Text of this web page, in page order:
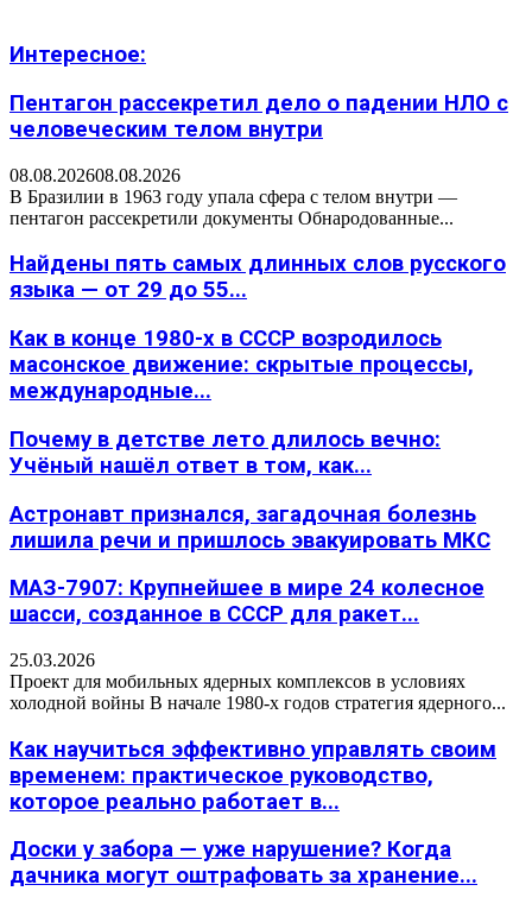
Интересное:
Пентагон рассекретил дело о падении НЛО с
человеческим телом внутри
08.08.202608.08.2026
В Бразилии в 1963 году упала сфера с телом внутри —
пентагон рассекретили документы Обнародованные...
Найдены пять самых длинных слов русского
языка — от 29 до 55...
Как в конце 1980-х в СССР возродилось
масонское движение: скрытые процессы,
международные...
Почему в детстве лето длилось вечно:
Учёный нашёл ответ в том, как...
Астронавт признался, загадочная болезнь
лишила речи и пришлось эвакуировать МКС
МАЗ-7907: Крупнейшее в мире 24 колесное
шасси, созданное в СССР для ракет...
25.03.2026
Проект для мобильных ядерных комплексов в условиях
холодной войны В начале 1980-х годов стратегия ядерного...
Как научиться эффективно управлять своим
временем: практическое руководство,
которое реально работает в...
Доски у забора — уже нарушение? Когда
дачника могут оштрафовать за хранение...